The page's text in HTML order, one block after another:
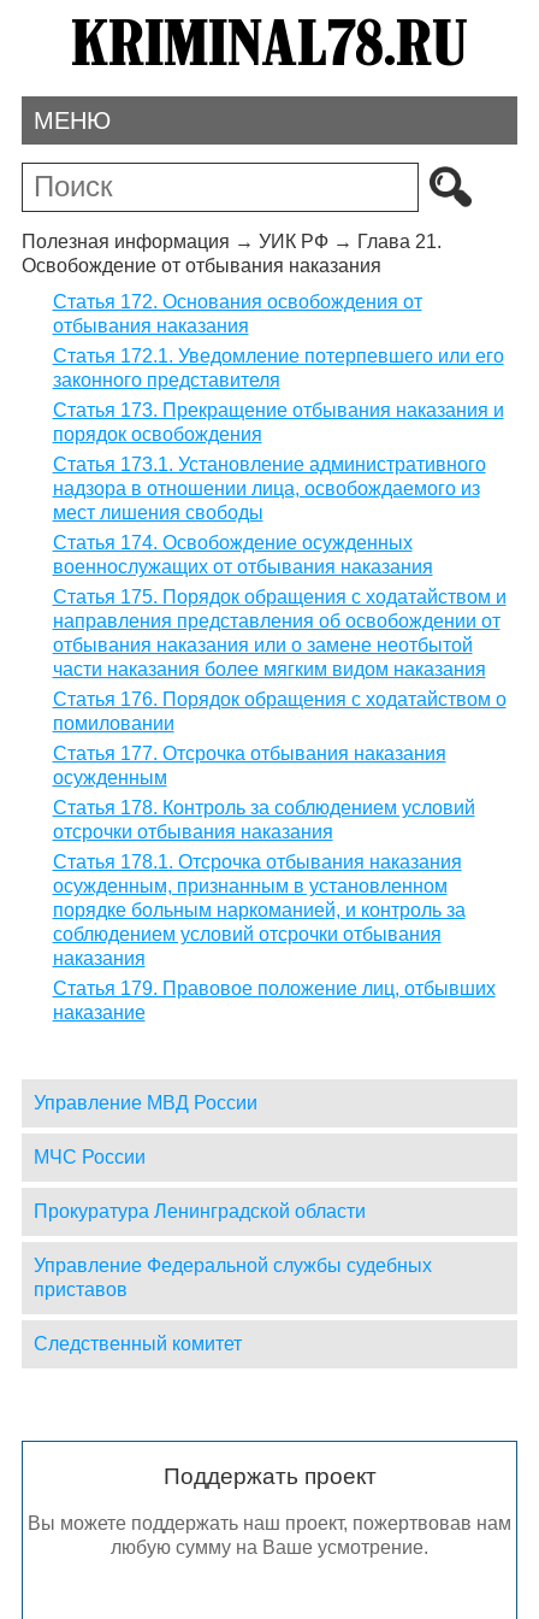
МЕНЮ
Полезная информация → УИК РФ→ Глава 21.
Освобождение от отбывания наказания
Статья 172. Основания освобождения от
отбывания наказания
Статья 172.1. Уведомление потерпевшего или его
законного представителя
Статья 173. Прекращение отбывания наказания и
порядок освобождения
Статья 173.1. Установление административного
надзора в отношении лица, освобождаемого из
мест лишения свободы
Статья 174. Освобождение осужденных
военнослужащих от отбывания наказания
Статья 175. Порядок обращения с ходатайством и
направления представления об освобождении от
отбывания наказания или о замене неотбытой
части наказания более мягким видом наказания
Статья 176. Порядок обращения с ходатайством о
помиловании
Статья 177. Отсрочка отбывания наказания
осужденным
Статья 178. Контроль за соблюдением условий
отсрочки отбывания наказания
Статья 178.1. Отсрочка отбывания наказания
осужденным, признанным в установленном
порядке больным наркоманией, и контроль за
соблюдением условий отсрочки отбывания
наказания
Статья 179. Правовое положение лиц, отбывших
наказание
Управление МВД России
МЧС России
Прокуратура Ленинградской области
Управление Федеральной службы судебных
приставов
Следственный комитет
Поддержать проект
Вы можете поддержать наш проект, пожертвовав нам
любую сумму на Ваше усмотрение.